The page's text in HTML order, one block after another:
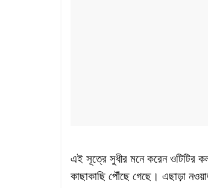
এই সূত্রে সুধীর মনে করেন ওটিটির
কাছাকাছি পৌঁছে গেছে। এছাড়া